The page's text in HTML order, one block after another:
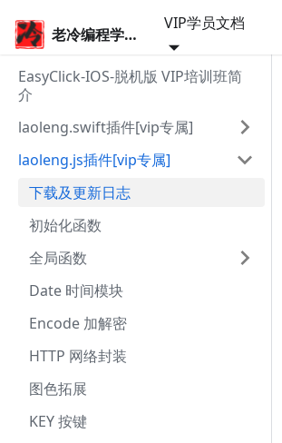
老冷编程学院
VIP学员文档
EasyClick-IOS-脱机版 VIP培训班简
介
laoleng.swift插件[vip专属]
laoleng.js插件[vip专属]
下载及更新日志
初始化函数
全局函数
Date 时间模块
Encode 加解密
HTTP 网络封装
图色拓展
KEY 按键